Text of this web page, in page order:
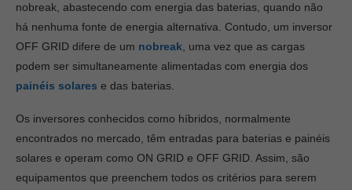
nobreak, abastecendo com energia das baterias, quando não
há nenhuma fonte de energia alternativa. Contudo, um inversor
OFF GRID difere de um nobreak , uma vez que as cargas
podem ser simultaneamente alimentadas com energia dos
painéis solares e das baterias.
Os inversores conhecidos como híbridos, normalmente
encontrados no mercado, têm entradas para baterias e painéis
solares e operam como ON GRID e OFF GRID. Assim, são
equipamentos que preenchem todos os critérios para serem